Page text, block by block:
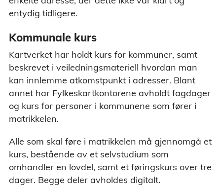
entydig tidligere.
Kommunale kurs
Kartverket har holdt kurs for kommuner, samt
beskrevet i veiledningsmateriell hvordan man
kan innlemme atkomstpunkt i adresser. Blant
annet har Fylkeskartkontorene avholdt fagdager
og kurs for personer i kommunene som fører i
matrikkelen.
Alle som skal føre i matrikkelen må gjennomgå et
kurs, bestående av et selvstudium som
omhandler en lovdel, samt et føringskurs over tre
dager. Begge deler avholdes digitalt.